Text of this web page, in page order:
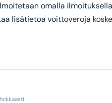
omalla
lisätietoa voittoveroja